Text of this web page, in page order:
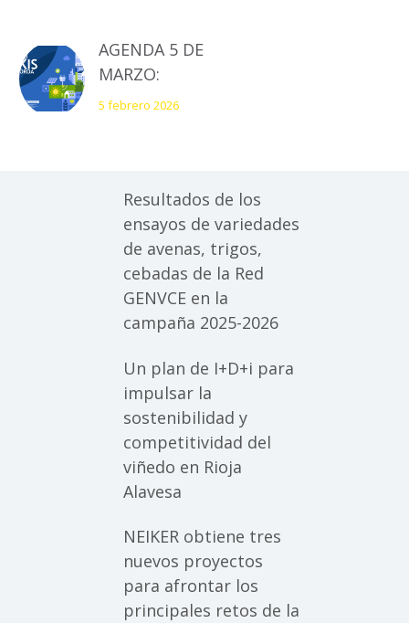
mitad la pérdida de
producción
AGENDA 5 DE
MARZO:
presentación del
5 febrero 2026
Resultados de los
ensayos de variedades
de avenas, trigos,
cebadas de la Red
GENVCE en la
campaña 2025-2026
Un plan de I+D+i para
impulsar la
sostenibilidad y
competitividad del
viñedo en Rioja
Alavesa
NEIKER obtiene tres
nuevos proyectos
para afrontar los
principales retos de la